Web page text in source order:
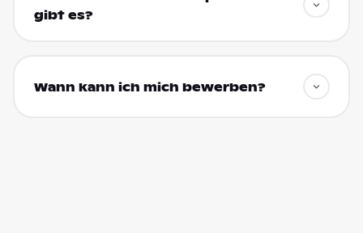
gibt es?
Wann kann ich mich bewerben?